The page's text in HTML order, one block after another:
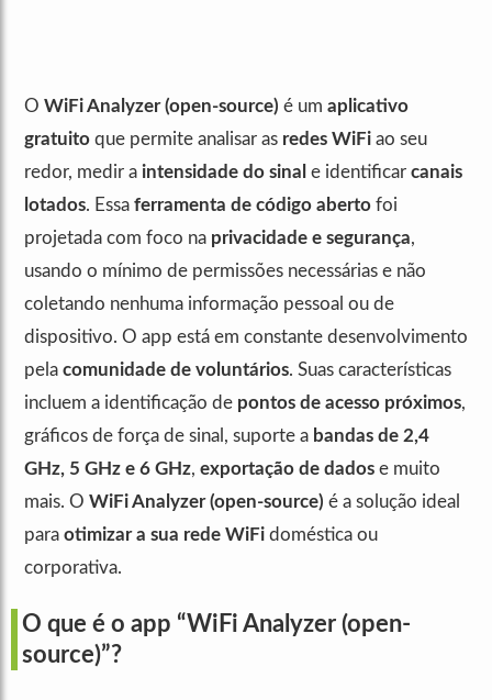
O WiFi Analyzer (open-source) é um aplicativo
gratuito que permite analisar as redes WiFi ao seu
redor, medir a intensidade do sinal e identificar canais
lotados. Essa ferramenta de código aberto foi
projetada com foco na privacidade e segurança,
usando o mínimo de permissões necessárias e não
coletando nenhuma informação pessoal ou de
dispositivo. O app está em constante desenvolvimento
pela comunidade de voluntários. Suas características
incluem a identificação de pontos de acesso próximos,
gráficos de força de sinal, suporte a bandas de 2,4
GHz, 5 GHz e 6 GHz, exportação de dados e muito
mais. O WiFi Analyzer (open-source) é a solução ideal
para otimizar a sua rede WiFi doméstica ou
corporativa.
O que é o app “WiFi Analyzer (open-
source)”?